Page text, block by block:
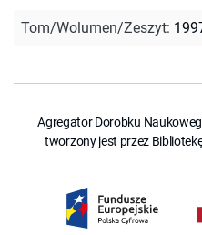
Tom/Wolumen/Zeszyt:
Agregator Dorobku
tworzony jest przez